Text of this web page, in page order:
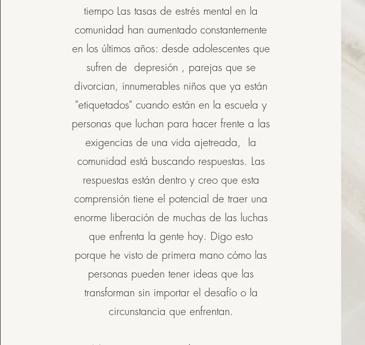
tiempo Las tasas de estrés mental en la
comunidad han aumentado constantemente
en los últimos años: desde adolescentes que
sufren de depresión , parejas que se
divorcian, innumerables niños que ya están
"etiquetados" cuando están en la escuela y
personas que luchan para hacer frente a las
exigencias de una vida ajetreada, la
comunidad está buscando respuestas. Las
respuestas están dentro y creo que esta
comprensión tiene el potencial de traer una
enorme liberación de muchas de las luchas
que enfrenta la gente hoy. Digo esto
porque he visto de primera mano cómo las
personas pueden tener ideas que las
transforman sin importar el desafío o la
circunstancia que enfrentan.